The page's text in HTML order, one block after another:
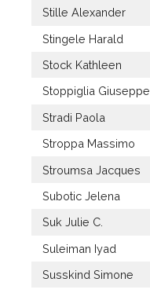
Stille Alexander
Stingele Harald
Stock Kathleen
Stoppiglia Giuseppe
Stradi Paola
Stroppa Massimo
Stroumsa Jacques
Subotic Jelena
Suk Julie C.
Suleiman Iyad
Susskind Simone